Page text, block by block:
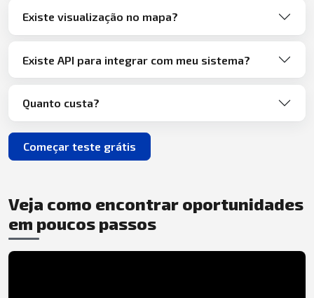
Existe visualização no mapa?
Existe API para integrar com meu sistema?
Quanto custa?
Começar teste grátis
Veja como encontrar oportunidades
em poucos passos